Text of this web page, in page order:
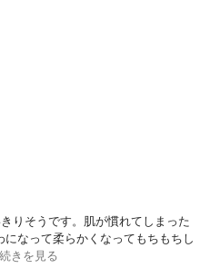
りそうです。肌が慣れてしまった
なって柔らかくなってもちもちし
続きを見る